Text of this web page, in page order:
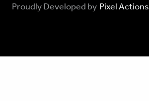
Proudly Developed by Pixel Actions